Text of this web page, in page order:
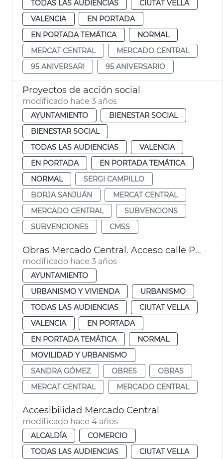
TODAS LAS AUDIENCIAS
CIUTAT VELLA
VALENCIA
EN PORTADA
EN PORTADA TEMÁTICA
NORMAL
MERCAT CENTRAL
MERCADO CENTRAL
95 ANIVERSARI
95 ANIVERSARIO
Proyectos de acción social
modificado hace 3 años
AYUNTAMIENTO
BIENESTAR SOCIAL
BIENESTAR SOCIAL
TODAS LAS AUDIENCIAS
VALENCIA
EN PORTADA
EN PORTADA TEMÁTICA
NORMAL
SERGI CAMPILLO
BORJA SANJUÁN
MERCAT CENTRAL
MERCADO CENTRAL
SUBVENCIONS
SUBVENCIONES
CMSS
Obras Mercado Central. Acceso calle Palafox
modificado hace 3 años
AYUNTAMIENTO
URBANISMO Y VIVIENDA
URBANISMO
TODAS LAS AUDIENCIAS
CIUTAT VELLA
VALENCIA
EN PORTADA
EN PORTADA TEMÁTICA
NORMAL
MOVILIDAD Y URBANISMO
SANDRA GÓMEZ
OBRES
OBRAS
MERCAT CENTRAL
MERCADO CENTRAL
Accesibilidad Mercado Central
modificado hace 4 años
ALCALDÍA
COMERCIO
TODAS LAS AUDIENCIAS
CIUTAT VELLA